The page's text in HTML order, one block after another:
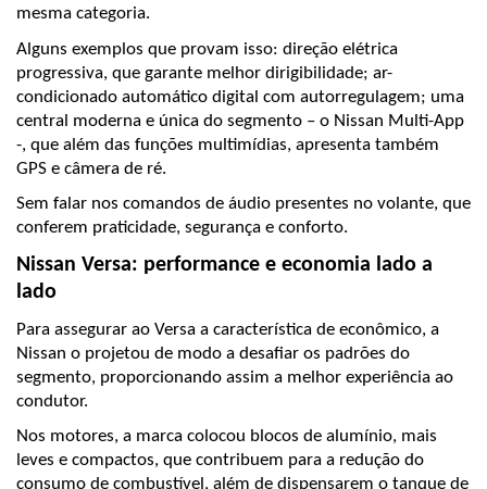
mesma categoria.
Alguns exemplos que provam isso: direção elétrica
progressiva, que garante melhor dirigibilidade; ar-
condicionado automático digital com autorregulagem; uma
central moderna e única do segmento – o Nissan Multi-App
-, que além das funções multimídias, apresenta também
GPS e câmera de ré.
Sem falar nos comandos de áudio presentes no volante, que
conferem praticidade, segurança e conforto.
Nissan Versa: performance e economia lado a
lado
Para assegurar ao Versa a característica de econômico, a
Nissan o projetou de modo a desafiar os padrões do
segmento, proporcionando assim a melhor experiência ao
condutor.
Nos motores, a marca colocou blocos de alumínio, mais
leves e compactos, que contribuem para a redução do
consumo de combustível, além de dispensarem o tanque de